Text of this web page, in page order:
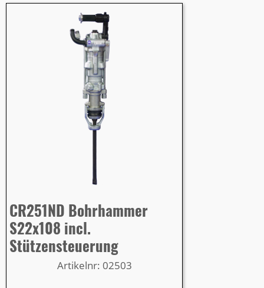
CR251ND Bohrhammer
S22x108 incl.
Stützensteuerung
Artikelnr: 02503